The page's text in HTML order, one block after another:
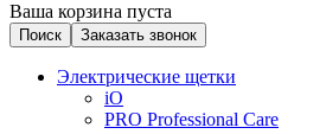
Ваша корзина пуста
Поиск Заказать звонок
Электрические щетки
iO
PRO Professional Care